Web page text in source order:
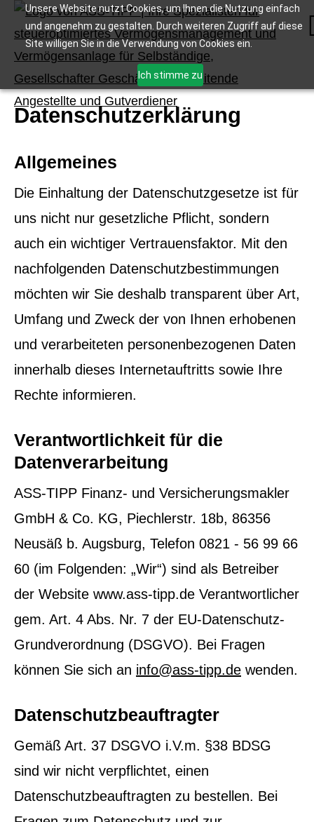
Unsere Website nutzt Cookies, um Ihnen die Nutzung einfach
und angenehm zu gestalten. Durch weiteren Zugriff auf diese
Site willigen Sie in die Verwendung von Cookies ein.
Ich stimme zu
Datenschutzerklärung
Allgemeines
Die Einhaltung der Datenschutzgesetze ist für
uns nicht nur gesetzliche Pflicht, sondern
auch ein wichtiger Vertrauensfaktor. Mit den
nachfolgenden Datenschutzbestimmungen
möchten wir Sie deshalb transparent über Art,
Umfang und Zweck der von Ihnen erhobenen
und verarbeiteten personenbezogenen Daten
innerhalb dieses Internetauftritts sowie Ihre
Rechte informieren.
Verantwortlichkeit für die
Datenverarbeitung
ASS-TIPP Finanz- und Ver­sicherungs­makler
GmbH & Co. KG, Piechlerstr. 18b, 86356
Neusäß b. Augsburg, Telefon 0821 - 56 99 66
60 (im Folgenden: „Wir“) sind als Betreiber
der Website www.ass-tipp.de Verantwortlicher
gem. Art. 4 Abs. Nr. 7 der EU-Datenschutz-
Grundverordnung (DSGVO). Bei Fragen
können Sie sich an info@ass-tipp.de wenden.
Datenschutzbeauftragter
Gemäß Art. 37 DSGVO i.V.m. §38 BDSG
sind wir nicht verpflichtet, einen
Datenschutzbeauftragten zu bestellen. Bei